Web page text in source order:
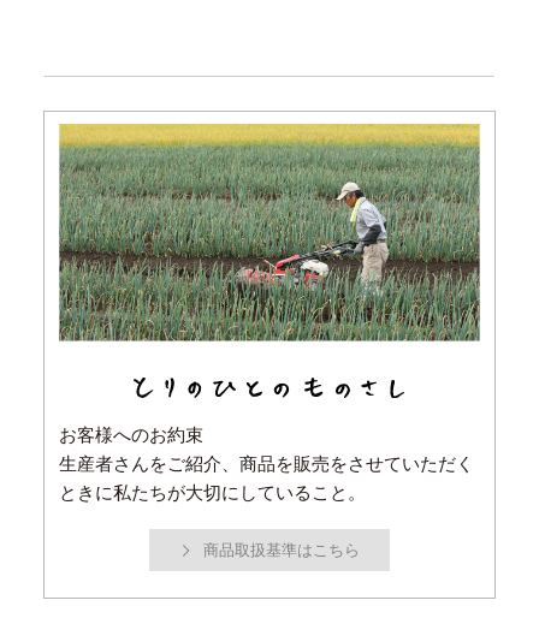
お客様へのお約束
生産者さんをご紹介、商品を販売をさせていただく
ときに私たちが大切にしていること。
商品取扱基準はこちら